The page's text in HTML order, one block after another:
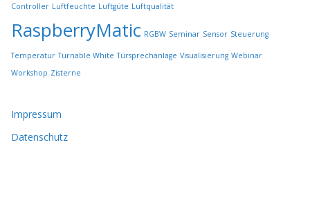
l
t
w
e
d
n
Controller Luftfeuchte Luftgüte Luftqualität
RaspberryMatic RGBW Seminar Sensor Steuerung
Temperatur Turnable White Türsprechanlage Visualisierung Webinar
Workshop Zisterne
Impressum
Datenschutz